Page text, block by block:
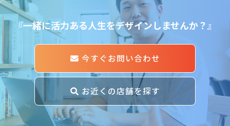
『一緒に活力ある人生をデザインしませんか？』
今すぐお問い合わせ
お近くの店舗を探す